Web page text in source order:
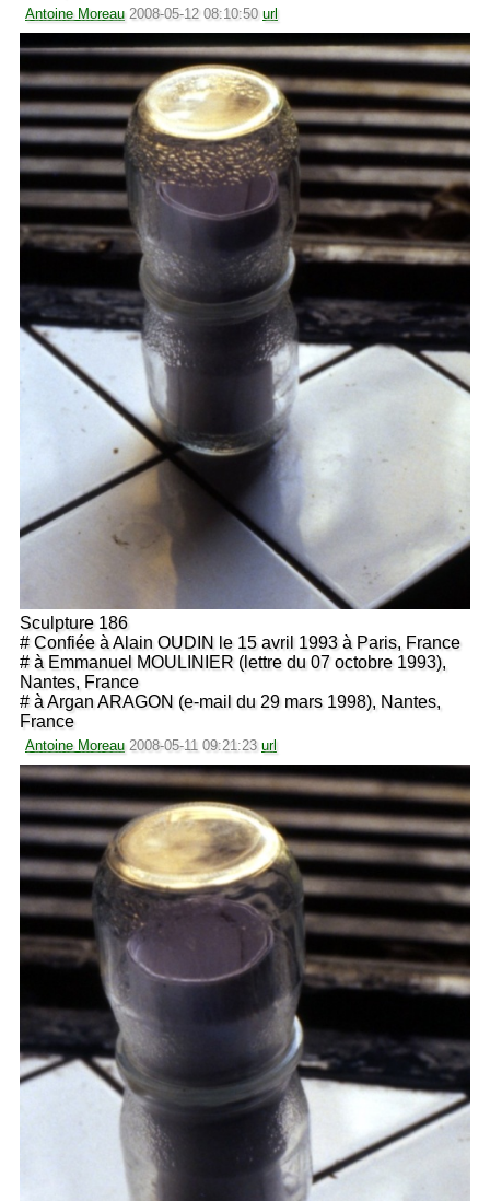
Antoine Moreau 2008-05-12 08:10:50 url
Sculpture 186
# Confiée à Alain OUDIN le 15 avril 1993 à Paris, France
# à Emmanuel MOULINIER (lettre du 07 octobre 1993),
Nantes, France
# à Argan ARAGON (e-mail du 29 mars 1998), Nantes,
France
Antoine Moreau 2008-05-11 09:21:23 url